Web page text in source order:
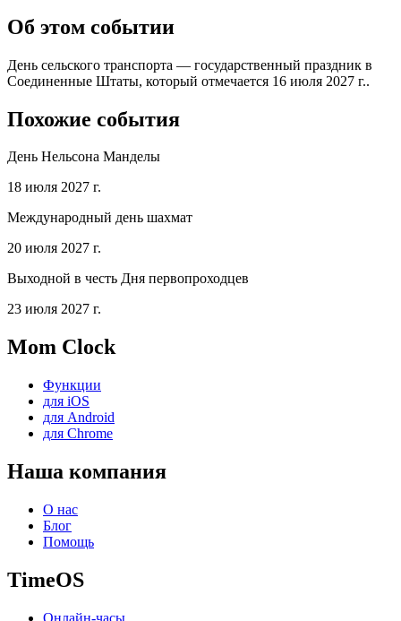
Об этом событии
День сельского транспорта — государственный праздник в
Соединенные Штаты, который отмечается 16 июля 2027 г..
Похожие события
День Нельсона Манделы
18 июля 2027 г.
Международный день шахмат
20 июля 2027 г.
Выходной в честь Дня первопроходцев
23 июля 2027 г.
Mom Clock
Функции
для iOS
для Android
для Chrome
Наша компания
О нас
Блог
Помощь
TimeOS
Онлайн-часы